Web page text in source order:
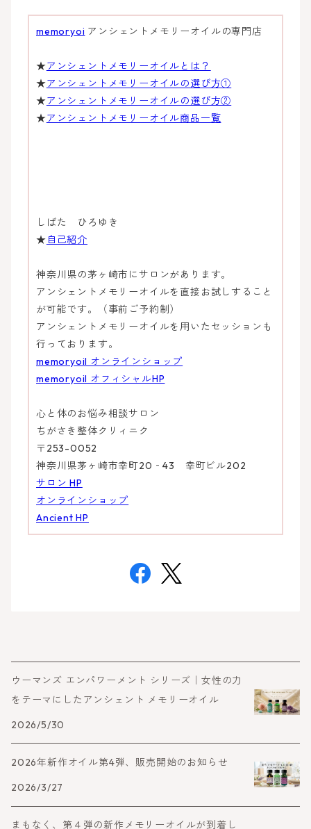
memoryoi アンシェントメモリーオイルの専門店
★アンシェントメモリーオイルとは？
★アンシェントメモリーオイルの選び方①
★アンシェントメモリーオイルの選び方②
★アンシェントメモリーオイル商品一覧
しばた ひろゆき
★ 自己紹介
神奈川県の茅ヶ崎市にサロンがあります。
アンシェントメモリーオイルを直接お試しすること
が可能です。（事前ご予約制）
アンシェントメモリーオイルを用いたセッションも
行っております。
memoryoil オンラインショップ
memoryoil オフィシャルHP
心と体のお悩み相談サロン
ちがさき整体クリィニク
〒253-0052
神奈川県茅ヶ崎市幸町20‐43 幸町ビル202
サロン HP
オンラインショップ
Ancient HP
ウーマンズ エンパワーメント シリーズ｜女性の力
をテーマにしたアンシェント メモリーオイル
2026/5/30
2026年新作オイル第4弾、販売開始のお知らせ
2026/3/27
まもなく、第４弾の新作メモリーオイルが到着し